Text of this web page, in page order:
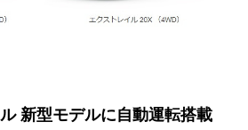
新型モデルに自動運転搭載